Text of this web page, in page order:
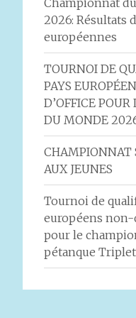
Championnat
2026: Résultats
européennes
TOURNOI DE
PAYS
D’OFFICE
DU MONDE
CHAMPIONNAT
AUX JEUNES
Tournoi de
européens non-
pour le
pétanque